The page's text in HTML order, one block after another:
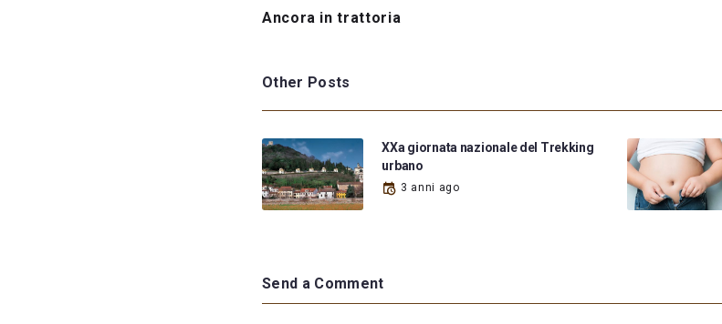
Ancora in trattoria
Other Posts
XXa giornata nazionale del Trekking
urbano
3 anni ago
Send a Comment